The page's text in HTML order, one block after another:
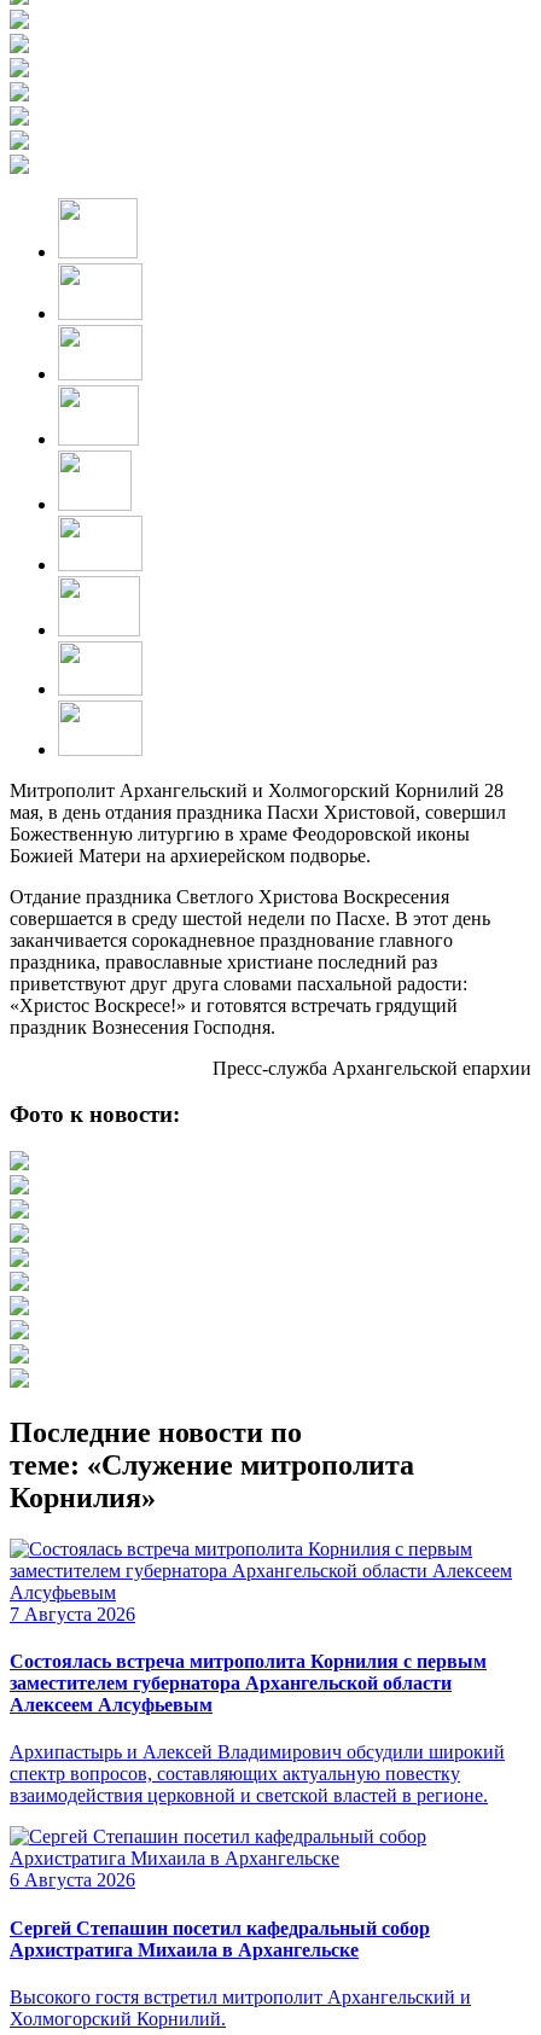
Митрополит Архангельский и Холмогорский Корнилий 28
мая, в день отдания праздника Пасхи Христовой, совершил
Божественную литургию в храме Феодоровской иконы
Божией Матери на архиерейском подворье.
Отдание праздника Светлого Христова Воскресения
совершается в среду шестой недели по Пасхе. В этот день
заканчивается сорокадневное празднование главного
праздника, православные христиане последний раз
приветствуют друг друга словами пасхальной радости:
«Христос Воскресе!» и готовятся встречать грядущий
праздник Вознесения Господня.
Пресс-служба Архангельской епархии
Фото к новости:
Последние новости по
теме: «Служение митрополита
Корнилия»
7 Августа 2026
Состоялась встреча митрополита Корнилия с первым
заместителем губернатора Архангельской области
Алексеем Алсуфьевым
Архипастырь и Алексей Владимирович обсудили широкий
спектр вопросов, составляющих актуальную повестку
взаимодействия церковной и светской властей в регионе.
6 Августа 2026
Сергей Степашин посетил кафедральный собор
Архистратига Михаила в Архангельске
Высокого гостя встретил митрополит Архангельский и
Холмогорский Корнилий.